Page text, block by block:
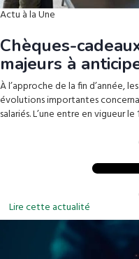
Actu à la Une
Chèques-
majeurs à
À l’approche de la fin d’année,
évolutions importantes
salariés. L’une entre en vigueur le
Lire cette actualité